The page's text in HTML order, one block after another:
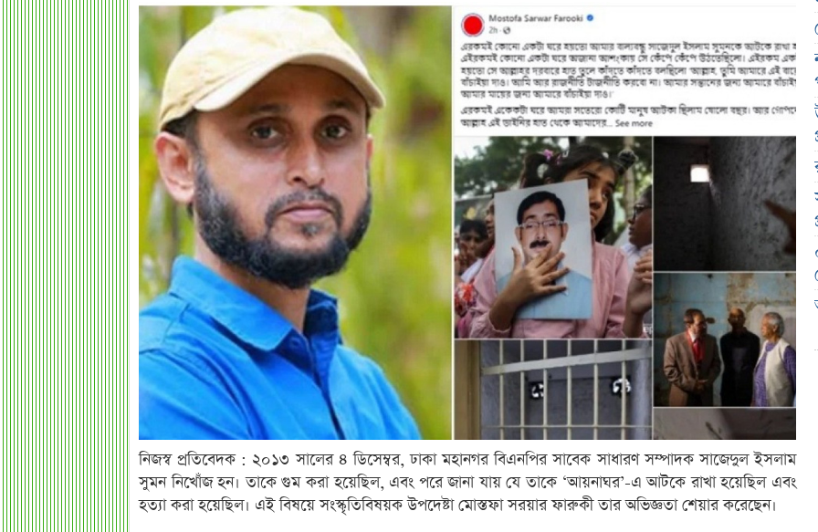
নিজস্ব প্রতিবেদক : ২০১৩ সালের ৪ ডিসেম্বর, ঢাকা মহানগর বিএনপির সাবেক সাধারণ সম্পাদক সাজেদুল ইসলাম
সুমন নিখোঁজ হন। তাকে গুম করা হয়েছিল, এবং পরে জানা যায় যে তাকে ‘আয়নাঘর’-এ আটকে রাখা হয়েছিল এবং
হত্যা করা হয়েছিল। এই বিষয়ে সংস্কৃতিবিষয়ক উপদেষ্টা মোস্তফা সরয়ার ফারুকী তার অভিজ্ঞতা শেয়ার করেছেন।